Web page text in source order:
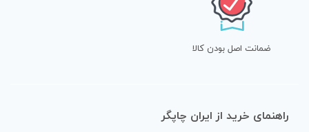
ضمانت اصل بودن کالا
راهنمای خرید از ایران چاپگر